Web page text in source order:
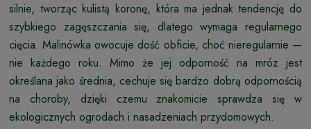
silnie, tworząc kulistą koronę, która ma jednak tendencję do
szybkiego zagęszczania się, dlatego wymaga regularnego
cięcia. Malinówka owocuje dość obficie, choć nieregularnie —
nie każdego roku. Mimo że jej odporność na mróz jest
określana jako średnia, cechuje się bardzo dobrą odpornością
na choroby, dzięki czemu znakomicie sprawdza się w
ekologicznych ogrodach i nasadzeniach przydomowych.